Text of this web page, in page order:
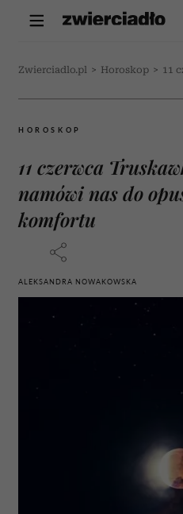
Zwierciadlo.pl > Horoskop > 11
HOROSKOP
11 czerwca
namówi nas do
komfortu
ALEKSANDRA NOWAKOWSKA